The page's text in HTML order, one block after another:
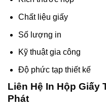
Chất liệu giấy
Số lượng in
Kỹ thuật gia công
Độ phức tạp thiết kế
Liên Hệ In Hộp Giấy
Phát